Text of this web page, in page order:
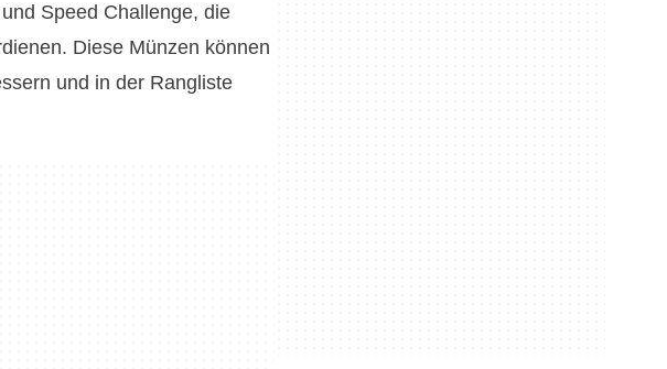
Speed Challenge, die
Diese Münzen können
und in der Rangliste